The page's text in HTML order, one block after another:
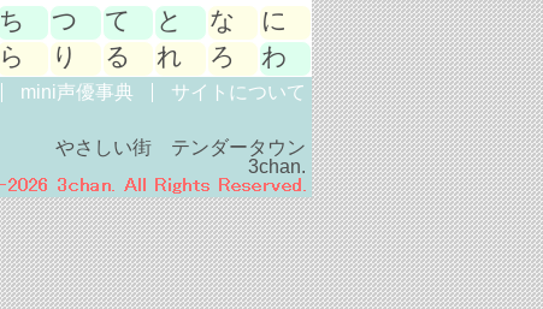
ち つ て と な
に
ら り る れ ろ わ
mini声優事典 サイトについて
やさしい街 テンダータウン
3chan.